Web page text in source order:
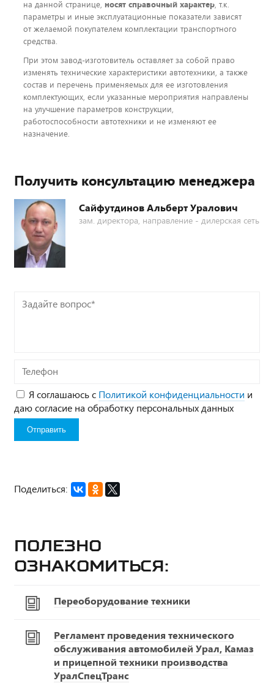
на данной странице, носят справочный характер, т.к.
параметры и иные эксплуатационные показатели зависят
от желаемой покупателем комплектации транспортного
средства.
При этом завод-изготовитель оставляет за собой право
изменять технические характеристики автотехники, а также
состав и перечень применяемых для ее изготовления
комплектующих, если указанные мероприятия направлены
на улучшение параметров конструкции,
работоспособности автотехники и не изменяют ее
назначение.
Получить консультацию менеджера
Сайфутдинов Альберт Уралович
зам. директора, направление - дилерская сеть
Задайте
Телефон
Я соглашаюсь с Политикой конфиденциальности и
даю согласие на обработку персональных данных
Поделиться:
Полезно
ознакомиться:
Переоборудование техники
Регламент проведения технического
обслуживания автомобилей Урал, Камаз
и прицепной техники производства
УралСпецТранс